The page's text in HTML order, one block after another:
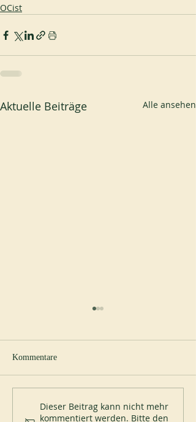
OCist
Aktuelle Beiträge Alle ansehen
Studientag
Kommentare
Dieser Beitrag kann nicht mehr
kommentiert werden. Bitte den